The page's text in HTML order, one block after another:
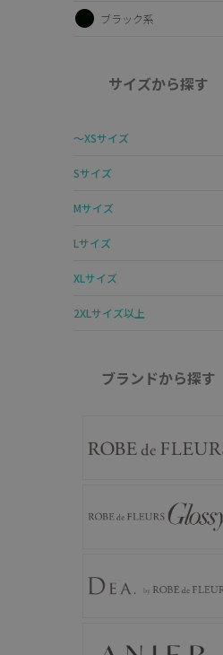
ブラック系
サイズから探す
〜XSサイズ
Sサイズ
Mサイズ
Lサイズ
XLサイズ
2XLサイズ以上
ブランドから探す